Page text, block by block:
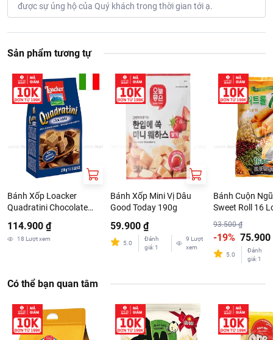
được sự ủng hộ của Quý khách trong thời gian tới ạ.
Sản phẩm tương tự
Bánh Xốp Loacker
Quadratini Chocolate
114.900 ₫
18 Lượt xem
Bánh Xốp Mini Vị Dâu
Good Today 190g
59.900 ₫
5.0
Đánh
giá: 1
9 Lượt
xem
Bánh Cuộn
Sweet Roll 16
93.500 ₫
-19% 75.900
5.0
Đánh
giá: 1
Có thể bạn quan tâm